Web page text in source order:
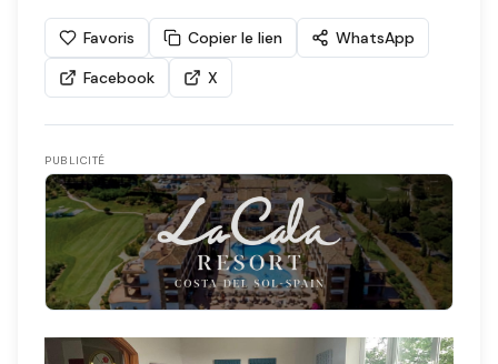
Favoris Copier le lien
WhatsApp
Facebook
X
PUBLICITÉ